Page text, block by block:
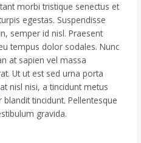
morbi tristique senectus et
egestas. Suspendisse
semper id nisl. Praesent
tempus dolor sodales. Nunc
at sapien vel massa
Ut ut est sed urna porta
nisl nisi, a tincidunt metus
tincidunt. Pellentesque
gravida.